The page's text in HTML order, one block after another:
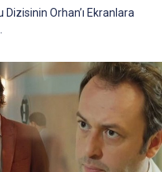
Dizisinin Orhan’ı Ekranlara